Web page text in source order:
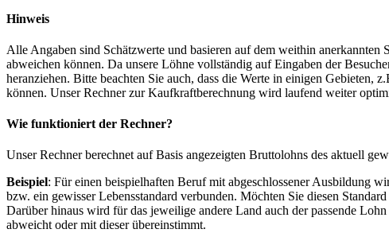
Hinweis
Alle Angaben sind Schätzwerte und basieren auf dem weithin
abweichen können. Da unsere Löhne vollständig auf Eingaben der
heranziehen. Bitte beachten Sie auch, dass die Werte in einigen Gebieten,
können. Unser Rechner zur Kaufkraftberechnung wird laufend weiter
Wie funktioniert der Rechner?
Unser Rechner berechnet auf Basis angezeigten Bruttolohns des aktuell
Beispiel: Für einen beispielhaften Beruf mit abgeschlossener Ausbildung
bzw. ein gewisser Lebensstandard verbunden. Möchten Sie diesen
Darüber hinaus wird für das jeweilige andere Land auch der passende
abweicht oder mit dieser übereinstimmt.